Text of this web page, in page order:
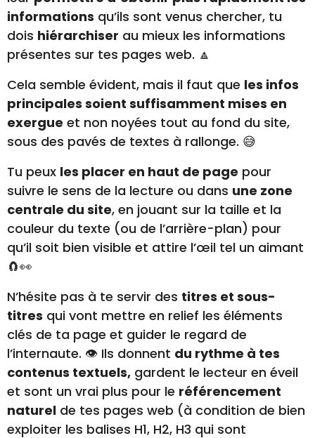
informations qu’ils sont venus chercher, tu
dois hiérarchiser au mieux les informations
présentes sur tes pages web. 🔼
Cela semble évident, mais il faut que les infos
principales soient suffisamment mises en
exergue et non noyées tout au fond du site,
sous des pavés de textes à rallonge. 😅
Tu peux les placer en haut de page pour
suivre le sens de la lecture ou dans une zone
centrale du site, en jouant sur la taille et la
couleur du texte (ou de l’arrière-plan) pour
qu’il soit bien visible et attire l’œil tel un aimant
🧲👀
N’hésite pas à te servir des titres et sous-
titres qui vont mettre en relief les éléments
clés de ta page et guider le regard de
l’internaute. 👁️ Ils donnent du rythme à tes
contenus textuels, gardent le lecteur en éveil
et sont un vrai plus pour le référencement
naturel de tes pages web (à condition de bien
exploiter les balises H1, H2, H3 qui sont